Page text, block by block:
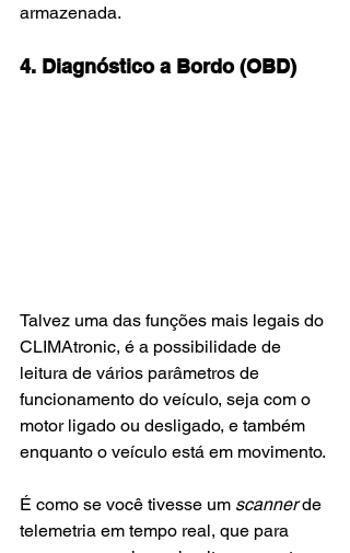
armazenada.
4. Diagnóstico a Bordo (OBD)
Talvez uma das funções mais legais do
CLIMAtronic, é a possibilidade de
leitura de vários parâmetros de
funcionamento do veículo, seja com o
motor ligado ou desligado, e também
enquanto o veículo está em movimento.
É como se você tivesse um scanner de
telemetria em tempo real, que para